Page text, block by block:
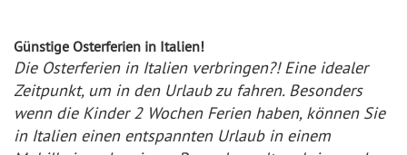
Günstige Osterferien in Italien!
Die Osterferien in Italien verbringen?! Eine idealer
Zeitpunkt, um in den Urlaub zu fahren. Besonders
wenn die Kinder 2 Wochen Ferien haben, können Sie
in Italien einen entspannten Urlaub in einem